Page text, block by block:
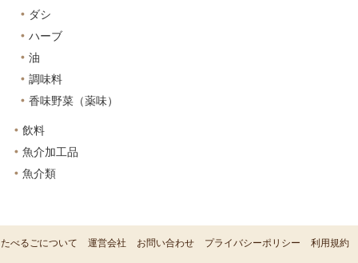
ダシ
ハーブ
油
調味料
香味野菜（薬味）
飲料
魚介加工品
魚介類
たべるごについて 運営会社 お問い合わせ プライバシーポリシー 利用規約